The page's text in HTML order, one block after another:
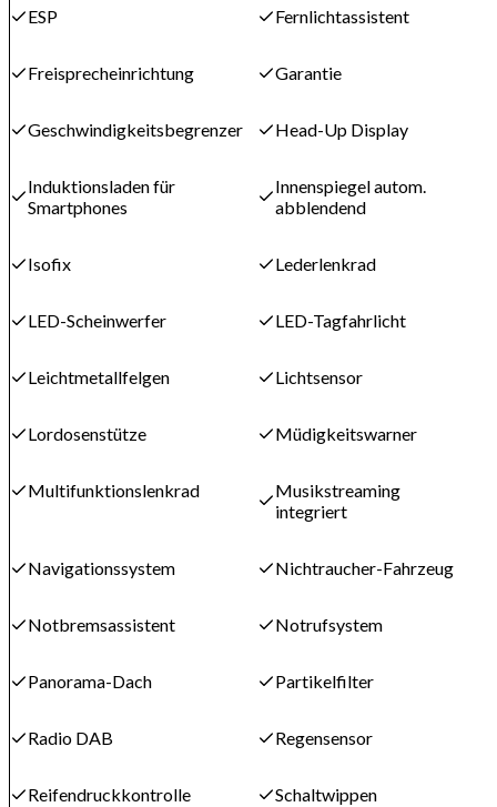
ESP Fernlichtassistent
Freisprecheinrichtung Garantie
Geschwindigkeitsbegrenzer Head-Up Display
Induktionsladen für
Smartphones
Innenspiegel autom.
abblendend
Isofix Lederlenkrad
LED-Scheinwerfer LED-Tagfahrlicht
Leichtmetallfelgen Lichtsensor
Lordosenstütze Müdigkeitswarner
Multifunktionslenkrad
Musikstreaming
integriert
Navigationssystem Nichtraucher-Fahrzeug
Notbremsassistent Notrufsystem
Panorama-Dach Partikelfilter
Radio DAB Regensensor
Reifendruckkontrolle Schaltwippen